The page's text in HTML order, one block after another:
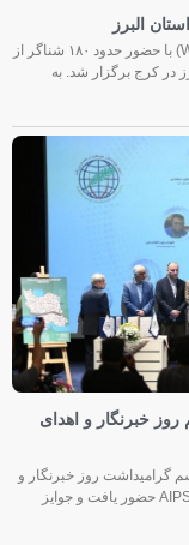
البرز
جشنواره بزرگداشت روز جهانی شنا (World Aquatics Day) با حضور حدود ۱۸۰ شناگر از
کرج برگزار شد. به
خبرنگار و اهدای
روز خبرنگار و
تقدیر از برگزیدگان هشتمین جایزه جهانی ورزشی‌نویسان AIPS حضور یافت و جوایز